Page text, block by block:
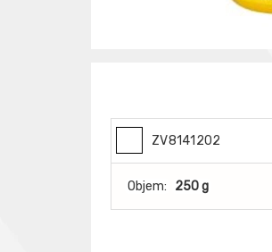
ZV8141202
Objem: 250 g